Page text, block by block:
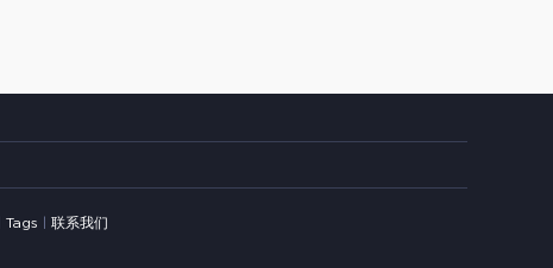
Tags 联系我们